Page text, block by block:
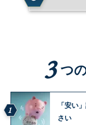
3 つ
1
「安い
さい